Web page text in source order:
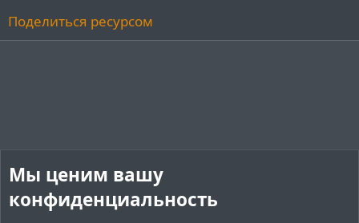
Поделиться ресурсом
Мы ценим вашу
конфиденциальность